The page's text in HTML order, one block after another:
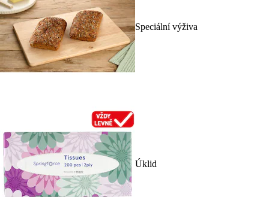
Speciální výživa
Úklid